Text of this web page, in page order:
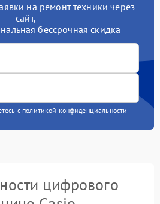
на ремонт техники через
сайт,
бессрочная скидка
с политикой конфиденциальности
цифрового